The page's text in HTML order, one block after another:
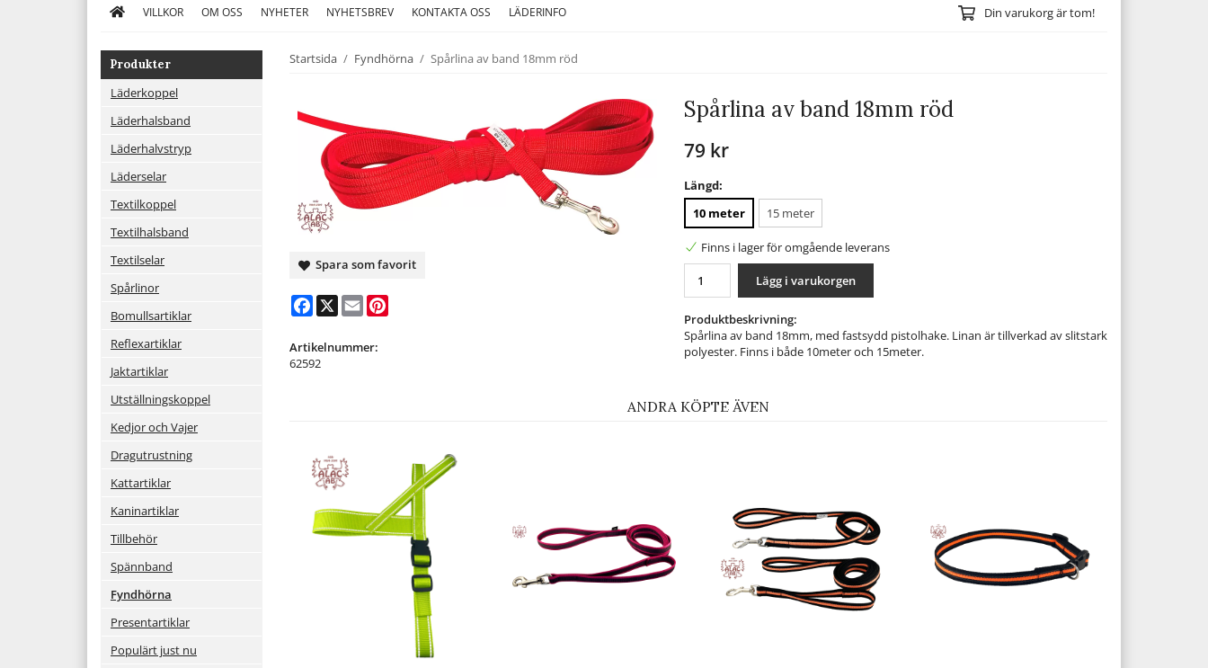
VILLKOR OM OSS NYHETER NYHETSBREV KONTAKTA OSS LÄDERINFO Din varukorg är tom!
Produkter
Läderkoppel
Läderhalsband
Läderhalvstryp
Läderselar
Textilkoppel
Textilhalsband
Textilselar
Spårlinor
Bomullsartiklar
Reflexartiklar
Jaktartiklar
Utställningskoppel
Kedjor och Vajer
Dragutrustning
Kattartiklar
Kaninartiklar
Tillbehör
Spännband
Fyndhörna
Presentartiklar
Populärt just nu
Startsida / Fyndhörna / Spårlina av band 18mm röd
Spårlina av band 18mm röd
79 kr
Längd:
10 meter
15 meter
Finns i lager för omgående leverans
Lägg i varukorgen
Produktbeskrivning:
Spårlina av band 18mm, med fastsydd pistolhake. Linan är tillverkad av slitstark
polyester. Finns i både 10meter och 15meter.
Spara som favorit
Facebook
X Email
Artikelnummer:
62592
ANDRA KÖPTE ÄVEN